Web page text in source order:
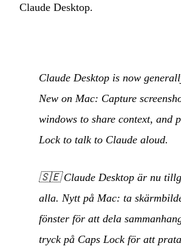
Claude Desktop.
Claude Desktop is now
New on Mac: Capture
windows to share context, and
Lock to talk to Claude aloud.
🇸🇪Claude Desktop är nu
alla. Nytt på Mac: ta
fönster för att dela
tryck på Caps Lock för att